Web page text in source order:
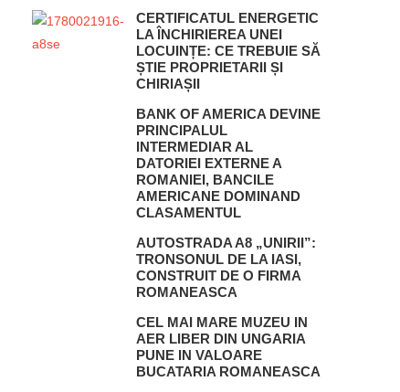
CERTIFICATUL ENERGETIC
LA ÎNCHIRIEREA UNEI
LOCUINȚE: CE TREBUIE SĂ
ȘTIE PROPRIETARII ȘI
CHIRIAȘII
BANK OF AMERICA DEVINE
PRINCIPALUL
INTERMEDIAR AL
DATORIEI EXTERNE A
ROMANIEI, BANCILE
AMERICANE DOMINAND
CLASAMENTUL
AUTOSTRADA A8 „UNIRII”:
TRONSONUL DE LA IASI,
CONSTRUIT DE O FIRMA
ROMANEASCA
CEL MAI MARE MUZEU IN
AER LIBER DIN UNGARIA
PUNE IN VALOARE
BUCATARIA ROMANEASCA